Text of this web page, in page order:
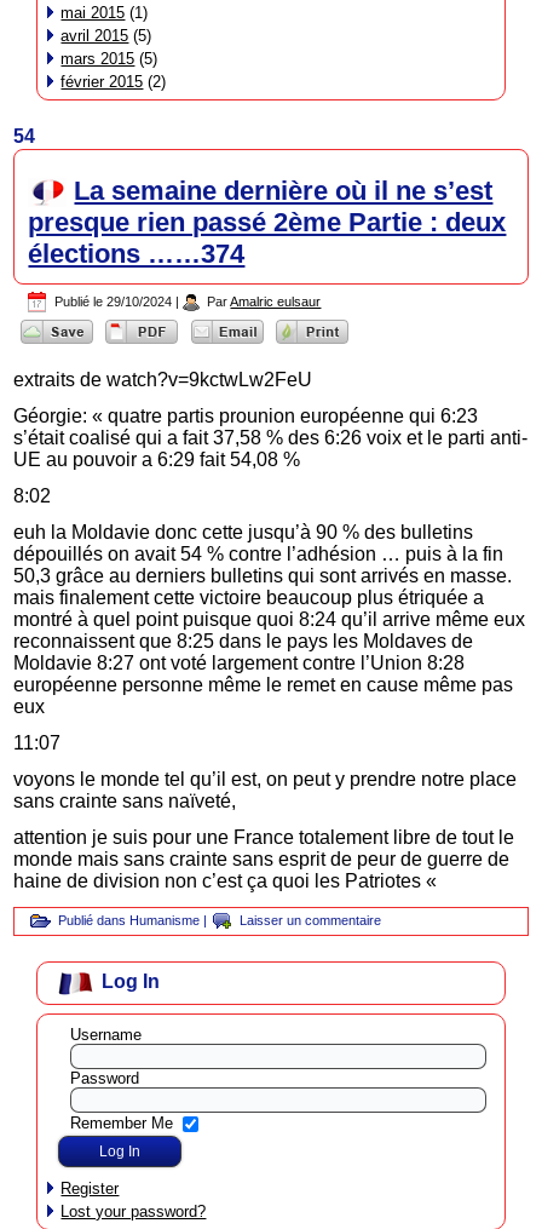
mai 2015 (1)
avril 2015 (5)
mars 2015 (5)
février 2015 (2)
54
La semaine dernière où il ne s’est
presque rien passé 2ème Partie : deux
élections ……374
Publié le 29/10/2024 | Par Amalric eulsaur
extraits de watch?v=9kctwLw2FeU
Géorgie: « quatre partis prounion européenne qui 6:23
s’était coalisé qui a fait 37,58 % des 6:26 voix et le parti anti-
UE au pouvoir a 6:29 fait 54,08 %
8:02
euh la Moldavie donc cette jusqu’à 90 % des bulletins
dépouillés on avait 54 % contre l’adhésion … puis à la fin
50,3 grâce au derniers bulletins qui sont arrivés en masse.
mais finalement cette victoire beaucoup plus étriquée a
montré à quel point puisque quoi 8:24 qu’il arrive même eux
reconnaissent que 8:25 dans le pays les Moldaves de
Moldavie 8:27 ont voté largement contre l’Union 8:28
européenne personne même le remet en cause même pas
eux
11:07
voyons le monde tel qu’il est, on peut y prendre notre place
sans crainte sans naïveté,
attention je suis pour une France totalement libre de tout le
monde mais sans crainte sans esprit de peur de guerre de
haine de division non c’est ça quoi les Patriotes «
Publié dans Humanisme | Laisser un commentaire
Log In
Username
Password
Remember Me
Register
Lost your password?